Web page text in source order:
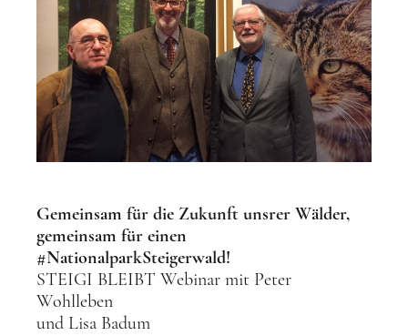
Gemeinsam für die Zukunft unsrer Wälder,
gemeinsam für einen
#NationalparkSteigerwald!
STEIGI BLEIBT Webinar mit Peter
Wohlleben
und Lisa Badum